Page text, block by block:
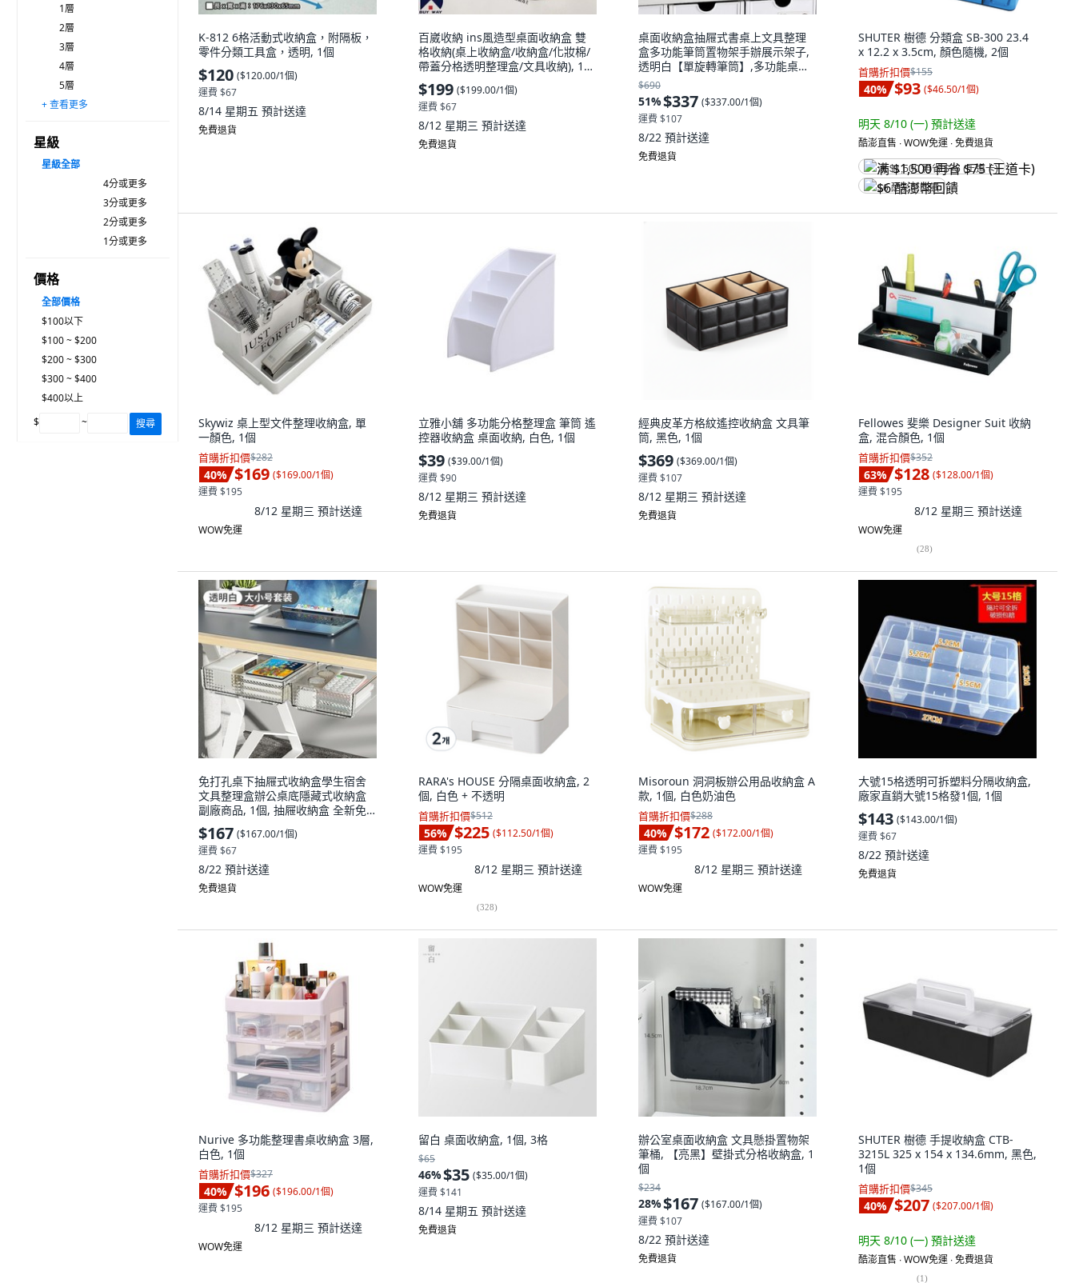
1層
2層
3層
4層
5層
6層
7層
8層
9層
10層
11層以上
+ 查看更多
星級
星級全部
4分或更多
3分或更多
2分或更多
1分或更多
價格
全部價格
$100以下
$100 ~ $200
$200 ~ $300
$300 ~ $400
$400以上
$
~ 搜尋
K-812 6格活動式收納盒，附隔板，
零件分類工具盒，透明, 1個
$120 ($120.00/1個)
運費 $67
8/14 星期五 預計送達
免費退貨
百崴收納 ins風造型桌面收納盒 雙
格收納(桌上收納盒/收納盒/化妝棉/
帶蓋分格透明整理盒/文具收納), 1
個, 透明白
$199 ($199.00/1個)
運費 $67
8/12 星期三 預計送達
免費退貨
桌面收納盒抽屜式書桌上文具整理
盒多功能筆筒置物架手辦展示架子,
透明白【單旋轉筆筒】,多功能桌面
收納盒, 1個
$690
51%$337 ($337.00/1個)
運費 $107
8/22 預計送達
免費退貨
SHUTER 樹德 分類盒 SB-300 23.4
x 12.2 x 3.5cm, 顏色隨機, 2個
首購折扣價$155
40% $93 ($46.50/1個)
明天 8/10 (一) 預計送達
酷澎直售 ∙ WOW免運 ∙ 免費退貨
满 $1,500 再省 $75 (王道卡)
$6 酷澎幣回饋
Skywiz 桌上型文件整理收納盒, 單
一顏色, 1個
首購折扣價$282
40% $169 ($169.00/1個)
運費 $195
8/12 星期三 預計送達
WOW免運
立雅小舖 多功能分格整理盒 筆筒 遙
控器收納盒 桌面收納, 白色, 1個
$39 ($39.00/1個)
運費 $90
8/12 星期三 預計送達
免費退貨
經典皮革方格紋遙控收納盒 文具筆
筒, 黑色, 1個
$369 ($369.00/1個)
運費 $107
8/12 星期三 預計送達
免費退貨
Fellowes 斐樂 Designer Suit 收納
盒, 混合顏色, 1個
首購折扣價$352
63% $128 ($128.00/1個)
運費 $195
8/12 星期三 預計送達
WOW免運
(28)
免打孔桌下抽屜式收納盒學生宿舍
文具整理盒辦公桌底隱藏式收納盒
副廠商品, 1個, 抽屜收納盒 全新免
打孔 桌下粘貼式設計,抽屜無痕貼
6*6cm 5片裝 可裁剪, N/A
$167 ($167.00/1個)
運費 $67
8/22 預計送達
免費退貨
RARA's HOUSE 分隔桌面收納盒, 2
個, 白色 + 不透明
首購折扣價$512
56% $225 ($112.50/1個)
運費 $195
8/12 星期三 預計送達
WOW免運
(328)
Misoroun 洞洞板辦公用品收納盒 A
款, 1個, 白色奶油色
首購折扣價$288
40% $172 ($172.00/1個)
運費 $195
8/12 星期三 預計送達
WOW免運
大號15格透明可拆塑料分隔收納盒,
廠家直銷大號15格發1個, 1個
$143 ($143.00/1個)
運費 $67
8/22 預計送達
免費退貨
Nurive 多功能整理書桌收納盒 3層,
白色, 1個
首購折扣價$327
40% $196 ($196.00/1個)
運費 $195
8/12 星期三 預計送達
WOW免運
留白 桌面收納盒, 1個, 3格
$65
46%$35 ($35.00/1個)
運費 $141
8/14 星期五 預計送達
免費退貨
辦公室桌面收納盒 文具懸掛置物架
筆桶, 【亮黑】壁掛式分格收納盒, 1
個
$234
28%$167 ($167.00/1個)
運費 $107
8/22 預計送達
免費退貨
SHUTER 樹德 手提收納盒 CTB-
3215L 325 x 154 x 134.6mm, 黑色,
1個
首購折扣價$345
40% $207 ($207.00/1個)
明天 8/10 (一) 預計送達
酷澎直售 ∙ WOW免運 ∙ 免費退貨
(1)